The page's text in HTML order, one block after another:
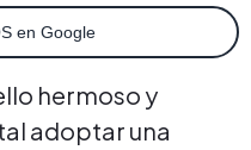
en Google
hermoso y
adoptar una